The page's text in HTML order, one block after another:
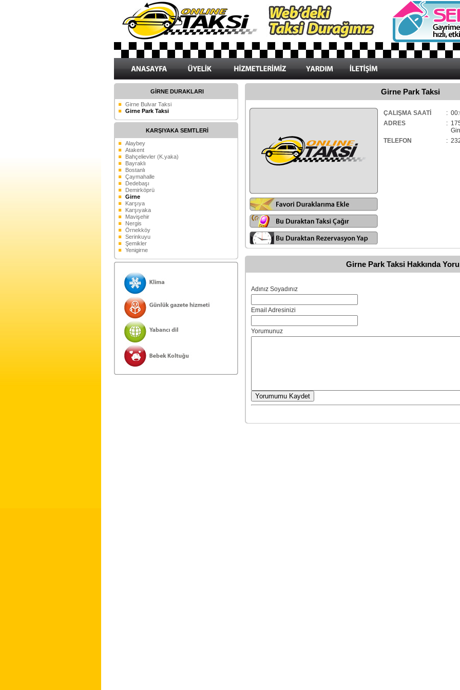
GİRNE DURAKLARI
Girne Bulvar Taksi
Girne Park Taksi
KARŞIYAKA SEMTLERİ
Alaybey
Atakent
Bahçelievler (K.yaka)
Bayraklı
Bostanlı
Çaymahalle
Dedebaşı
Demirköprü
Girne
Karşıya
Karşıyaka
Mavişehir
Nergis
Örnekköy
Serinkuyu
Şemikler
Yenigirne
Girne Park Taksi
ÇALIŞMA SAATİ
:
ADRES
:
TELEFON
:
Girne Park Taksi Hakkında
Adınız Soyadınız
Email Adresinizi
Yorumunuz